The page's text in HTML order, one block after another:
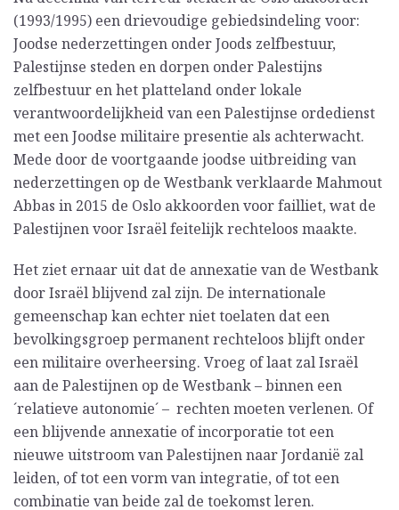
(1993/1995) een drievoudige gebiedsindeling voor:
Joodse nederzettingen onder Joods zelfbestuur,
Palestijnse steden en dorpen onder Palestijns
zelfbestuur en het platteland onder lokale
verantwoordelijkheid van een Palestijnse ordedienst
met een Joodse militaire presentie als achterwacht.
Mede door de voortgaande joodse uitbreiding van
nederzettingen op de Westbank verklaarde Mahmout
Abbas in 2015 de Oslo akkoorden voor failliet, wat de
Palestijnen voor Israël feitelijk rechteloos maakte.
Het ziet ernaar uit dat de annexatie van de Westbank
door Israël blijvend zal zijn. De internationale
gemeenschap kan echter niet toelaten dat een
bevolkingsgroep permanent rechteloos blijft onder
een militaire overheersing. Vroeg of laat zal Israël
aan de Palestijnen op de Westbank – binnen een
´relatieve autonomie´ – rechten moeten verlenen. Of
een blijvende annexatie of incorporatie tot een
nieuwe uitstroom van Palestijnen naar Jordanië zal
leiden, of tot een vorm van integratie, of tot een
combinatie van beide zal de toekomst leren.